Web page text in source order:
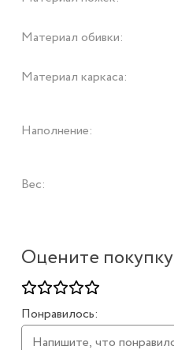
Оцените покупку
Понравилось:
Материал обивки:
Материал каркаса:
Наполнение:
Вес: